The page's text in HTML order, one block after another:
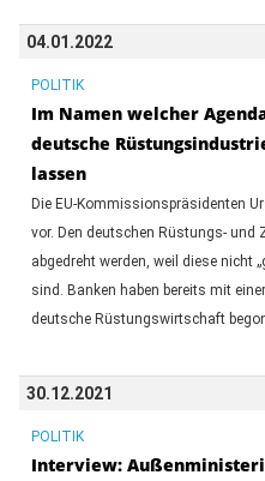
04.01.2022
POLITIK
Im Namen welcher
deutsche
lassen
Die EU-Kommissionspräsidenten
vor. Den deutschen Rüstungs- und
abgedreht werden, weil diese nicht
sind. Banken haben bereits mit
deutsche Rüstungswirtschaft
30.12.2021
POLITIK
Interview: